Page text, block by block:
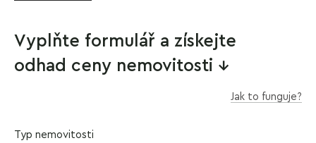
Vyplňte formulář a získejte
odhad ceny nemovitosti ↓
Jak to funguje?
Typ nemovitosti